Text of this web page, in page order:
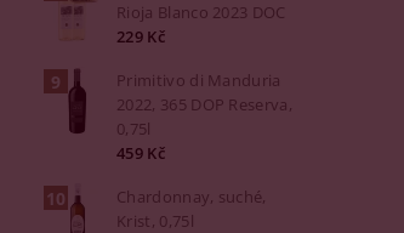
Rioja Blanco 2023 DOC
229 Kč
Primitivo di Manduria
2022, 365 DOP Reserva,
0,75l
459 Kč
Chardonnay, suché,
Krist, 0,75l